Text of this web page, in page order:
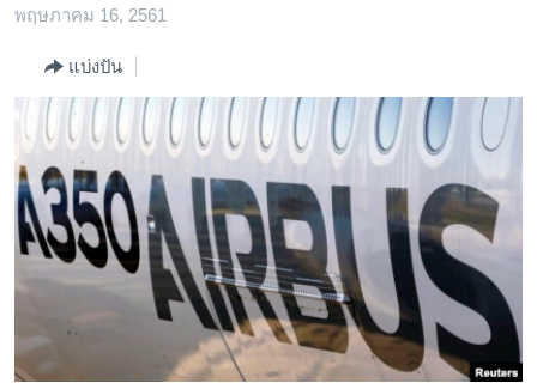
ข้าม
ข้าม
ไป
การ
ค้นหา
สหรัฐฯ
ไทย
ธุรกิจ
วิทยาศาสตร์
สังคมและสุขภาพ
ไลฟ์สไตล์
ตรวจสอบข่าว
เรียนรู้ภาษาอังกฤษ
พอดคาสต์
พฤษภาคม 16, 2561
แบ่งปัน